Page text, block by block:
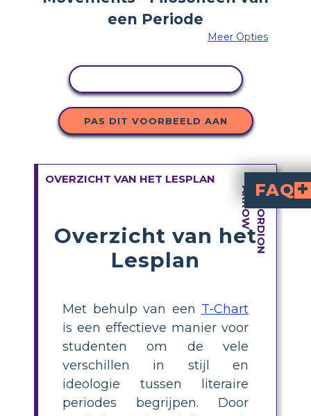
Meer Opties
PAS DIT VOORBEELD AAN
OVERZICHT VAN HET LESPLAN
Overzicht van het
Lesplan
Met behulp van een T-Chart
is een effectieve manier voor
studenten om de vele
verschillen in stijl en
ideologie tussen literaire
periodes begrijpen. Door
FAQ